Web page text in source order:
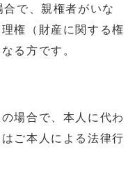
で、親権者がいな
権（財産に関する権
る方です。
場合で、本人に代わ
ご本人による法律行